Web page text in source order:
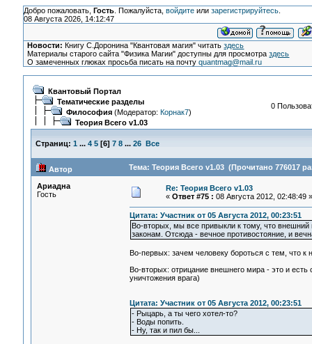
Добро пожаловать, Гость. Пожалуйста, войдитеили зарегистрируйтесь.
08 Августа 2026, 14:12:47
Новости: Книгу С.Доронина "Квантовая магия" читатьздесь
Материалы старого сайта "Физика Магии" доступны для просмотраздесь
О замеченных глюках просьба писать на почтуquantmag@mail.ru
Квантовый Портал
Тематические разделы
Философия(Модератор: Корнак7)
Теория Всего v1.03
0
Страниц: 1 ... 4 5[6] 7 8 ... 26 Все
Автор Тема: Теория Всего v1.03 (Прочитано 776017
Ариадна
Гость
Re: Теория Всего v1.03
« Ответ #75 : 08 Августа 2012, 02:48:49 »
Цитата: Участник от 05 Августа 2012, 00:23:51
Во-вторых, мы все привыкли к тому, что внешний
законам. Отсюда - вечное противостояние, и
Во-первых: зачем человеку бороться с тем, что к
Во-вторых: отрицание внешнего мира - это и
уничтожения врага)
Цитата: Участник от 05 Августа 2012, 00:23:51
- Рыцарь, а ты чего хотел-то?
- Воды попить.
- Ну, так и пил бы...